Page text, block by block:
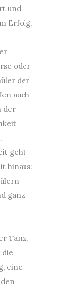
und
Erfolg,
oder
der
auch
der
geht
hinaus:
ganz
Tanz,
die
eine